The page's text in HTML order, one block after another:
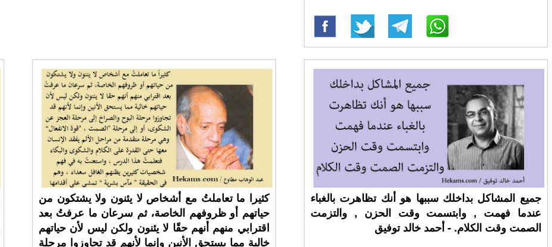
كثيرا ما تعاملتُ مع أشخاص لا يئنون ولا يشتكون من
حياتهم أو ظروفهم الخاصة، ثم سرعان ما عرفتُ بعد
اقترابي منهم أنهم حقًا لا يئنون ولكن ليس لأن حياتهم
خالية مما يستحق الأنين وإنما لأنهم قد تجاوزوا مرحلة
جميع المشاكل بداخلك سببها هو أنك تظاهرت بالغباء
عندما فهمت , وابتسمت وقت الحزن , والتزمت
الصمت وقت الكلام. - أحمد خالد توفيق